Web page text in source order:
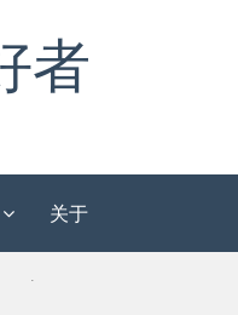
者
关于